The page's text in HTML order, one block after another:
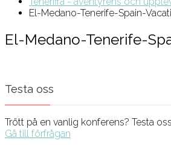
El-Medano-Tenerife-Spain-
El-Medano-Tenerife-
Testa oss
Trött på en vanlig konferens? Testa
Gå till förfrågan